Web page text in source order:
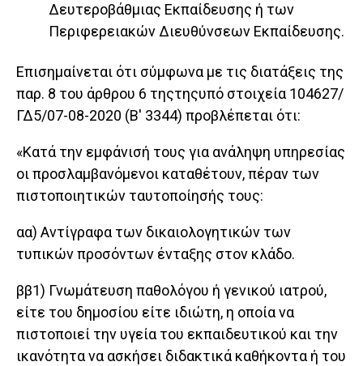
Δευτεροβάθμιας Εκπαίδευσης ή των
Περιφερειακών Διευθύνσεων Εκπαίδευσης.
Επισημαίνεται ότι σύμφωνα με τις διατάξεις της
παρ. 8 του άρθρου 6 τηςτηςυπό στοιχεία 104627/
ΓΔ5/07-08-2020 (Β' 3344) προβλέπεται ότι:
«Κατά την εμφάνισή τους για ανάληψη υπηρεσίας
οι προσλαμβανόμενοι καταθέτουν, πέραν των
πιστοποιητικών ταυτοποίησής τους:
αα) Αντίγραφα των δικαιολογητικών των
τυπικών προσόντων ένταξης στον κλάδο.
ββ1) Γνωμάτευση παθολόγου ή γενικού ιατρού,
είτε του δημοσίου είτε ιδιώτη, η οποία να
πιστοποιεί την υγεία του εκπαιδευτικού και την
ικανότητα να ασκήσει διδακτικά καθήκοντα ή του